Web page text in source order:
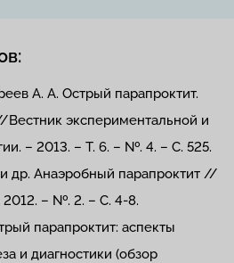
А. А. Острый парапроктит.
экспериментальной и
– 2013. – Т. 6. – №. 4. – С. 525.
др. Анаэробный парапроктит //
2012. – №. 2. – С. 4-8.
парапроктит: аспекты
и диагностики (обзор